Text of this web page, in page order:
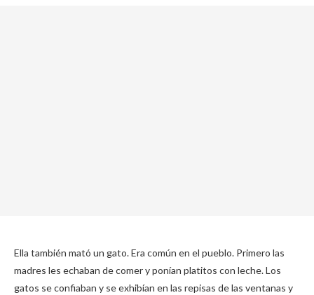
Ella también mató un gato. Era común en el pueblo. Primero las
madres les echaban de comer y ponían platitos con leche. Los
gatos se confiaban y se exhibían en las repisas de las ventanas y